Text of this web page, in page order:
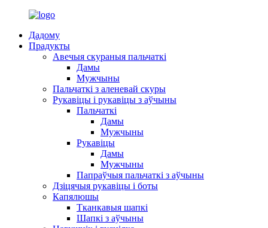
Дадому
Прадукты
Авечыя скураныя пальчаткі
Дамы
Мужчыны
Пальчаткі з аленевай скуры
Рукавіцы і рукавіцы з аўчыны
Пальчаткі
Дамы
Мужчыны
Рукавіцы
Дамы
Мужчыны
Папраўчыя пальчаткі з аўчыны
Дзіцячыя рукавіцы і боты
Капялюшы
Тканкавыя шапкі
Шапкі з аўчыны